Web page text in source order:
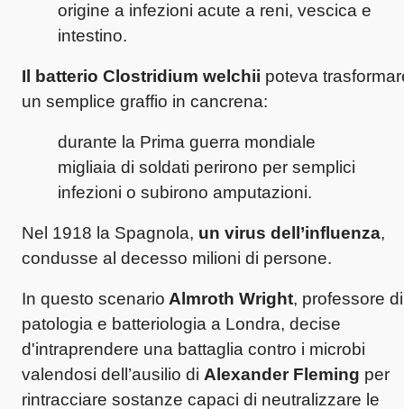
origine a infezioni acute a reni, vescica e
intestino.
Il batterio Clostridium welchii poteva
un semplice graffio in cancrena:
durante la Prima guerra mondiale
migliaia di soldati perirono per semplici
infezioni o subirono amputazioni.
Nel 1918 la Spagnola, un virus dell’influenza,
condusse al decesso milioni di persone.
In questo scenario Almroth Wright, professore di
patologia e batteriologia a Londra, decise
d'intraprendere una battaglia contro i microbi
valendosi dell’ausilio di Alexander Fleming per
rintracciare sostanze capaci di neutralizzare le